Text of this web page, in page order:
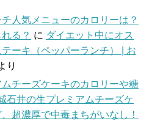
人気メニューのカロリーは？
る？ に ダイエット中にオス
ーキ（ペッパーランチ） | お
り
ムチーズケーキのカロリーや糖
石井の生プレミアムチーズケ
超濃厚で中毒まちがいなし！